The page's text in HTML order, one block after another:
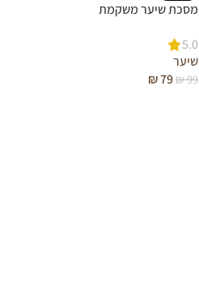
מסכת שיער משקמת
5.0
שיער
₪99
₪79